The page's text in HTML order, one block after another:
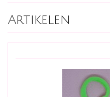
Artikelen